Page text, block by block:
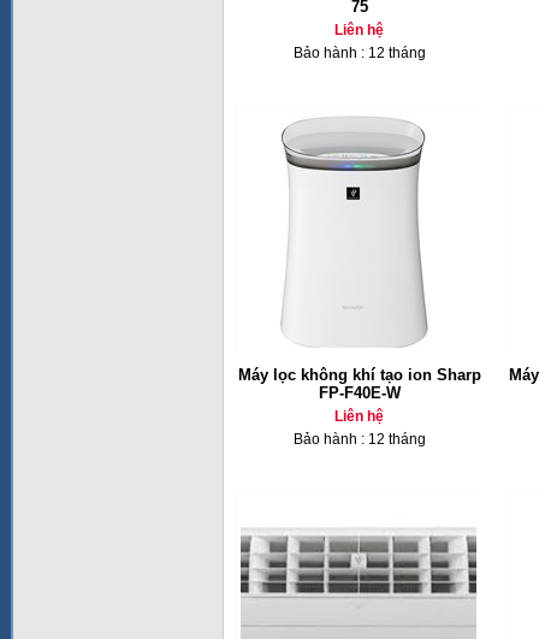
75
Liên hệ
Bảo hành : 12 tháng
Máy lọc không khí tạo ion Sharp
FP-F40E-W
Liên hệ
Bảo hành : 12 tháng